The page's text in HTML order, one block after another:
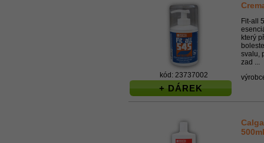
kód: 23737002
+ DÁREK
Fit-all
který
svalu,
zad ...
500ml